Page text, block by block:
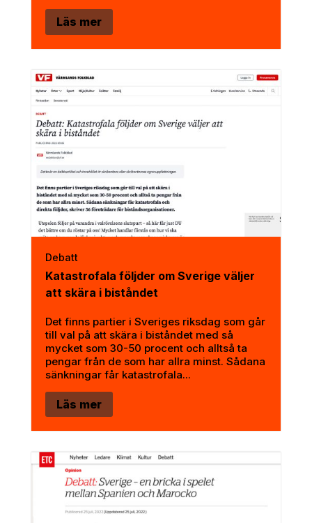
Läs mer
Debatt
Katastrofala följder om Sverige väljer
att skära i biståndet
Det finns partier i Sveriges riksdag som går
till val på att skära i biståndet med så
mycket som 30-50 procent och alltså ta
pengar från de som har allra minst. Sådana
sänkningar får katastrofala...
Läs mer